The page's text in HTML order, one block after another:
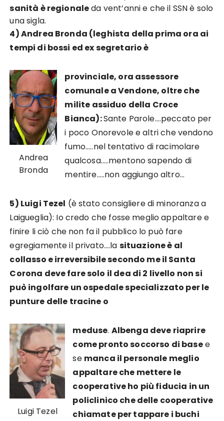
sanità è regionaleda vent’anni e che il SSN è solo
una sigla.
4) Andrea Bronda (leghista della prima ora ai
tempi di bossi ed ex segretario è
Andrea
Bronda
provinciale, ora assessore
comunale a Vendone, oltre che
milite assiduo della Croce
Bianca):Sante Parole….peccato per
i poco Onorevole e altri che vendono
fumo…..nel tentativo di racimolare
qualcosa…..mentono sapendo di
mentire…..non aggiungo altro…
5) Luigi Tezel (è stato consigliere di minoranza a
Laigueglia): Io credo che fosse meglio appaltare e
finire li ciò che non fa il pubblico lo può fare
egregiamente il privato….la situazione è al
collasso e irreversibile secondo me il Santa
Corona deve fare solo il dea di 2 livello non si
può ingolfare un ospedale specializzato per le
punture delle tracine o
Luigi Tezel
meduse. Albenga deve riaprire
come pronto soccorso di basee
se manca il personale meglio
appaltare che mettere le
cooperative ho più fiducia in un
policlinico che delle cooperative
chiamate per tappare i buchi